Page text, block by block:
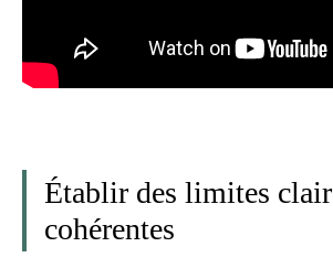
Établir des limites
cohérentes